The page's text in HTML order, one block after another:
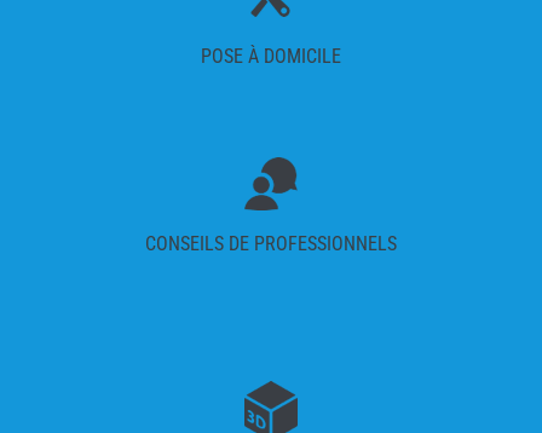
POSE À DOMICILE
CONSEILS DE PROFESSIONNELS